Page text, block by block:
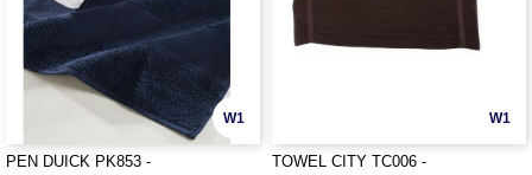
W1
PEN DUICK PK853 -
W1
TOWEL CITY TC006 -